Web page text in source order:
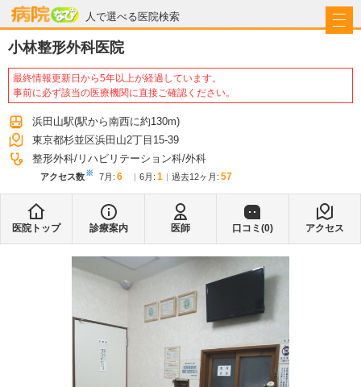
人で選べる医院検索
病院なび
小林整形外科医院
最終情報更新日から5年以上が経過しています。
事前に必ず該当の医療機関に直接ご確認ください。
浜田山駅(駅から南西に約130m)
東京都杉並区浜田山2丁目15-39
整形外科 リハビリテーション科 外科
アクセス数※ 7月 : 6 6月 : 1 過去12ヶ月: 57
医院トップ 診療案内 医師 口コミ(0) アクセス